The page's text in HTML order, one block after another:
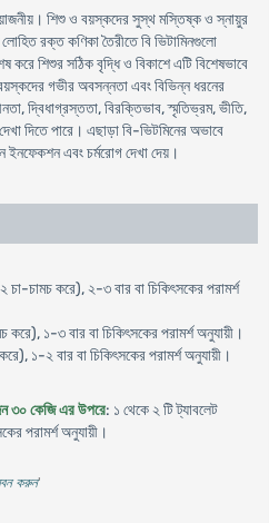
শিশু ও বয়স্কদের সুস্থ মস্তিষ্ক ও স্নায়ুর
রক্ত কণিকা তৈরীতে বি ভিটামিনগুলো
শিশুর সঠিক বৃদ্ধি ও বিকাশে এটি বিশেষভাবে
গভীর অবসন্নতা এবং বিভিন্ন ধরনের
দ্বিধাগ্রস্ততা, বিরক্তিভাব, স্মৃতিভ্রম, ভীতি,
দিতে পারে। এছাড়া বি-ভিটমিনের অভাবে
ইনফেকশন এবং চর্মরোগ দেখা দেয়।
চা-চামচ করে), ২-৩ বার বা চিকিৎসকের পরামর্শ
করে), ১-৩ বার বা চিকিৎসকের পরামর্শ অনুযায়ী।
১-২ বার বা চিকিৎসকের পরামর্শ অনুযায়ী।
৩০ কেজি এর উপরে: ১ থেকে ২ টি ট্যাবলেট
পরামর্শ অনুযায়ী।
করুন'